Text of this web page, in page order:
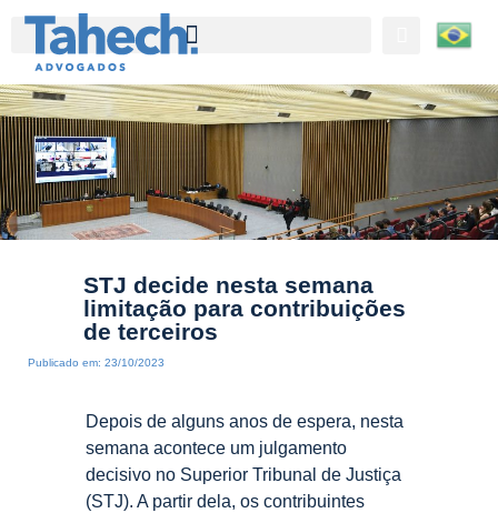
STJ decide nesta semana
limitação para contribuições
de terceiros
Publicado em: 23/10/2023
Depois de alguns anos de espera, nesta
semana acontece um julgamento
decisivo no Superior Tribunal de Justiça
(STJ). A partir dela, os contribuintes